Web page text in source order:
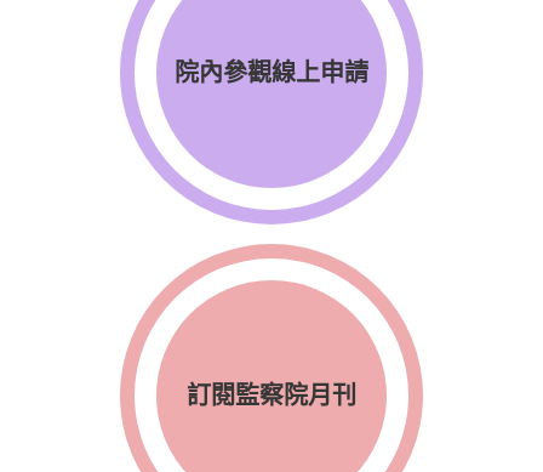
院內參觀線上申請
訂閱監察院月刊